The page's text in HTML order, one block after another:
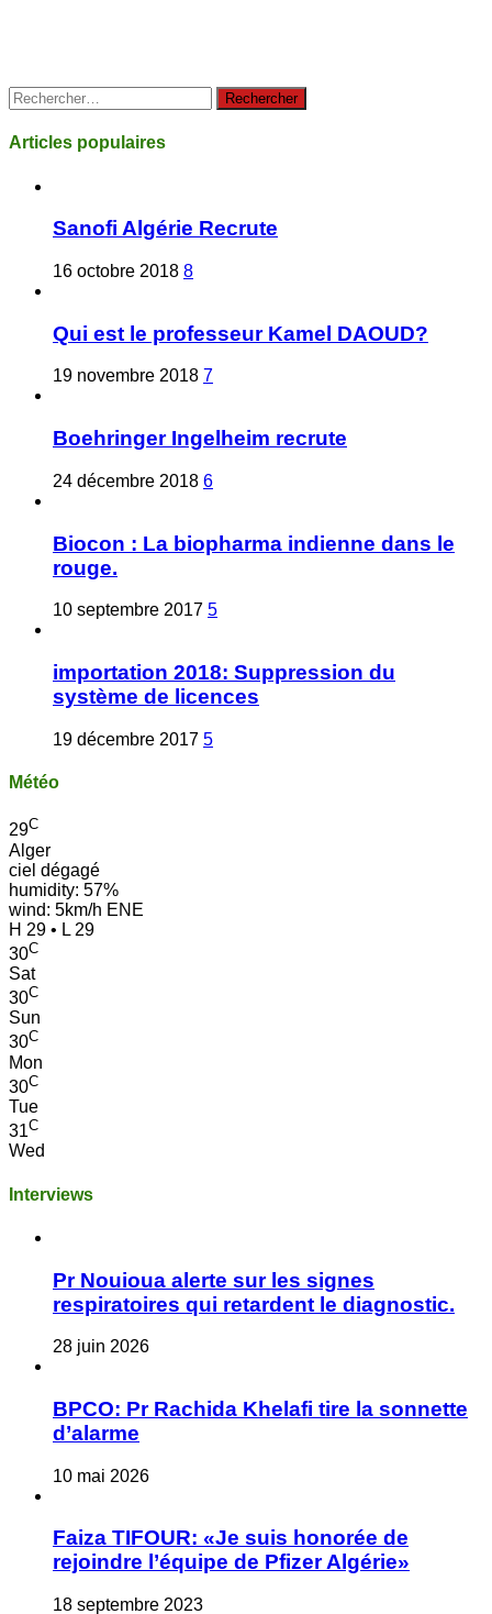
Rechercher :
Articles populaires
Sanofi Algérie Recrute
16 octobre 2018 8
Qui est le professeur Kamel DAOUD?
19 novembre 2018 7
Boehringer Ingelheim recrute
24 décembre 2018 6
Biocon : La biopharma indienne dans le
rouge.
10 septembre 2017 5
importation 2018: Suppression du
système de licences
19 décembre 2017 5
Météo
29C
Alger
ciel dégagé
humidity: 57%
wind: 5km/h ENE
H 29 • L 29
30C
Sat
30C
Sun
30C
Mon
30C
Tue
31C
Wed
Interviews
Pr Nouioua alerte sur les signes
respiratoires qui retardent le diagnostic.
28 juin 2026
BPCO: Pr Rachida Khelafi tire la sonnette
d’alarme
10 mai 2026
Faiza TIFOUR: «Je suis honorée de
rejoindre l’équipe de Pfizer Algérie»
18 septembre 2023